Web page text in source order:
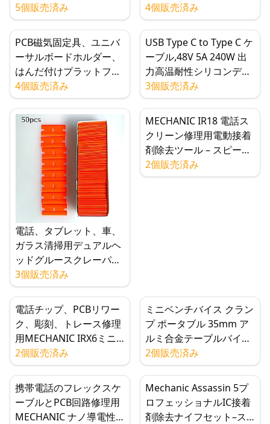
水 ターミナル
5個販売済み
保護手袋
4個販売済み
PCB磁気固定具、ユニバ
ーサルボードホルダー、
はんだ付けプラットフォ
ーム、6個の磁気ピン、
小型回路基板用顕微鏡ク
ランプ溝
4個販売済み
USB Type C to Type C ケ
ーブル,48V 5A 240W 出
力高温耐性シリコンデー
タケーブル,TS101はんだ
ごて充電ケーブル,Eマー
カーチップ付きPD3.1プ
ロトコルをサポート
3個販売済み
電話、タブレット、車、
ガラス清掃用デュアルヘ
ッドグルースクレーパー
(20/50ブレード、プラス
チック/金属)
3個販売済み
MECHANIC IR18 電話ス
クリーン修理用電動接着
剤除去ツール – スピード
コントロール付き充電式
OCA接着剤カッター＆グ
2個販売済み
電話チップ、PCBリワー
ク、彫刻、トレース修理
用MECHANIC IRX6ミニ
電動研磨ペン
2個販売済み
ミニベンチバイス クラン
プ ポータブル 35mm ア
ルミ合金テーブルバイス
DIY クラフト 金型修理 趣
味 木工 ジュエリー モデ
ル製作に
2個販売済み
携帯電話のフレックスケ
ーブルとPCB回路修理用
MECHANIC ナノ導電性
Mechanic Assassin 5プ
ロフェッショナルIC接着
剤除去ナイフセット–ス